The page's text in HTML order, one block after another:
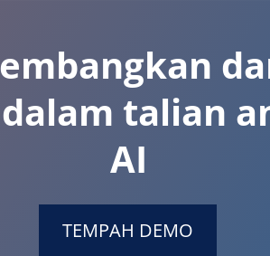
talian
AI
TEMPAH DEMO